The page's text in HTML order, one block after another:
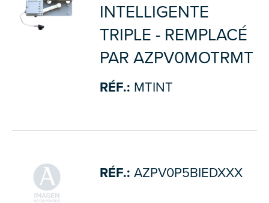
INTELLIGENTE
TRIPLE - REMPLACÉ
PAR AZPV0MOTRMT
RÉF.: MTINT
RÉF.: AZPV0P5BIEDXXX